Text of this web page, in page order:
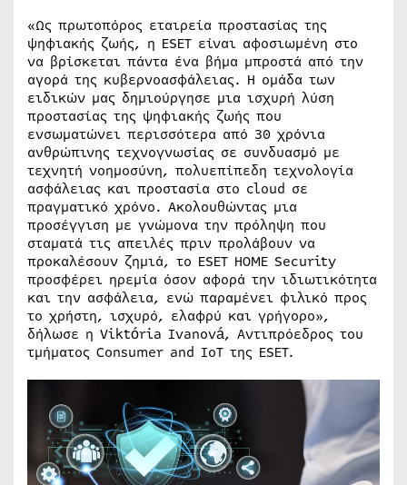
«Ως πρωτοπόρος εταιρεία προστασίας της
ψηφιακής ζωής, η ESET είναι αφοσιωμένη στο
να βρίσκεται πάντα ένα βήμα μπροστά από την
αγορά της κυβερνοασφάλειας. Η ομάδα των
ειδικών μας δημιούργησε μια ισχυρή λύση
προστασίας της ψηφιακής ζωής που
ενσωματώνει περισσότερα από 30 χρόνια
ανθρώπινης τεχνογνωσίας σε συνδυασμό με
τεχνητή νοημοσύνη, πολυεπίπεδη τεχνολογία
ασφάλειας και προστασία στο cloud σε
πραγματικό χρόνο. Ακολουθώντας μια
προσέγγιση με γνώμονα την πρόληψη που
σταματά τις απειλές πριν προλάβουν να
προκαλέσουν ζημιά, το ESET HOME Security
προσφέρει ηρεμία όσον αφορά την ιδιωτικότητα
και την ασφάλεια, ενώ παραμένει φιλικό προς
το χρήστη, ισχυρό, ελαφρύ και γρήγορο»,
δήλωσε η Viktória Ivanová, Αντιπρόεδρος του
τμήματος Consumer and IoT της ESET.